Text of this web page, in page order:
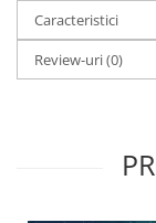
Caracteristici
Review-uri(0)